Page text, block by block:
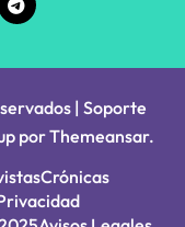
| Soporte
porThemeansar.
Crónicas